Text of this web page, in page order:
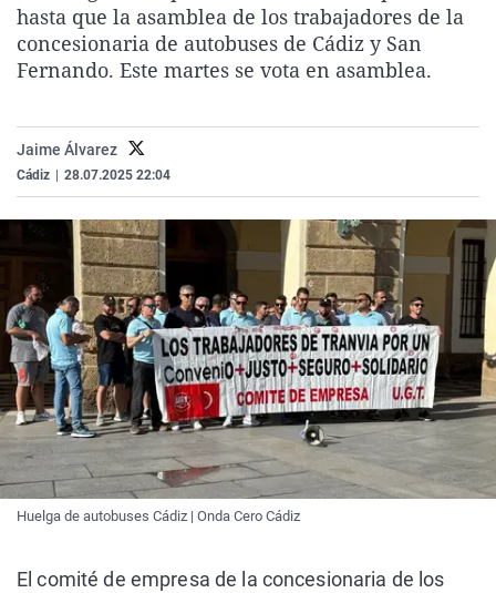
La rosa de los vientos
Gente viajera
Caso
Retornados
Operación Viuda
Extremadura
Galicia
Navarra
Virales
Televisión
hasta que la asamblea de los trabajadores de la
concesionaria de autobuses de Cádiz y San
Fernando. Este martes se vota en asamblea.
Jaime Álvarez
Cádiz 28.07.2025 22:04
Huelga de autobuses Cádiz | Onda Cero Cádiz
El comité de empresa de la concesionaria de los